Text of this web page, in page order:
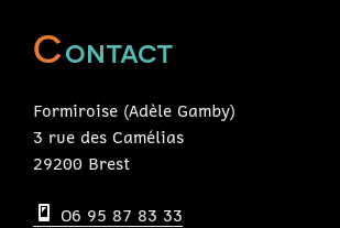
Contact
Formiroise (Adèle Gamby)
3 rue des Camélias
29200 Brest
O6 95 87 83 33